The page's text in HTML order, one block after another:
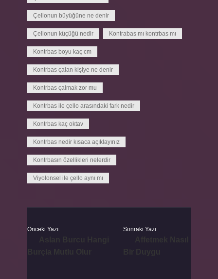
Çellonun büyüğüne ne denir
Çellonun küçüğü nedir Kontrabas mı kontrbas mı
Kontrbas boyu kaç cm
Kontrbas çalan kişiye ne denir
Kontrbas çalmak zor mu
Kontrbas ile çello arasındaki fark nedir
Kontrbas kaç oktav
Kontrbas nedir kısaca açıklayınız
Kontrbasın özellikleri nelerdir
Viyolonsel ile çello aynı mı
Önceki Yazı Sonraki Yazı